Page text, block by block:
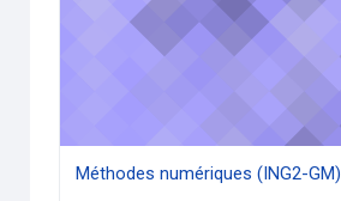
Méthodes numériques (ING2-GM)